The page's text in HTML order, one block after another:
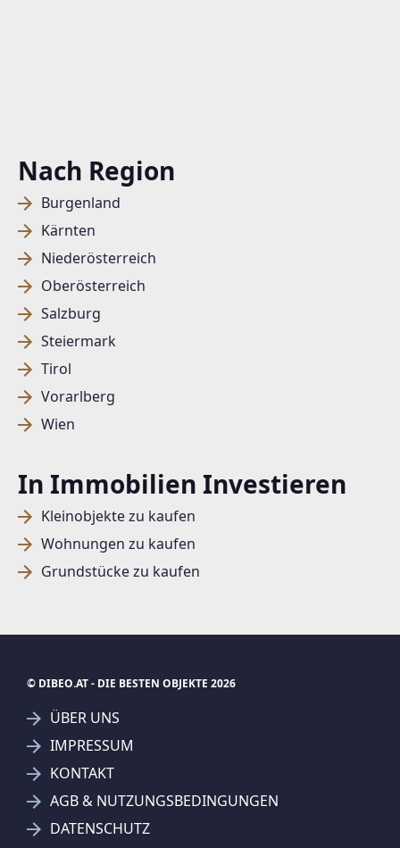
Nach Region
Burgenland
Kärnten
Niederösterreich
Oberösterreich
Salzburg
Steiermark
Tirol
Vorarlberg
Wien
In Immobilien Investieren
Kleinobjekte zu kaufen
Wohnungen zu kaufen
Grundstücke zu kaufen
SUCHAGENT ANLEGEN FÜR DIE
AKTUELLEN SUCHKRITERIEN
© DIBEO.AT - DIE BESTEN OBJEKTE 2026
ÜBER UNS
IMPRESSUM
KONTAKT
AGB & NUTZUNGSBEDINGUNGEN
DATENSCHUTZ